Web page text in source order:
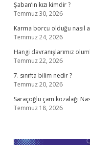
Şaban’ın kızı kimdir ?
Temmuz 30, 2026
Karma borcu olduğu nasıl
Temmuz 24, 2026
Hangi davranışlarımız
Temmuz 22, 2026
7. sınıfta bilim nedir ?
Temmuz 20, 2026
Saraçoğlu çam kozalağı
Temmuz 18, 2026